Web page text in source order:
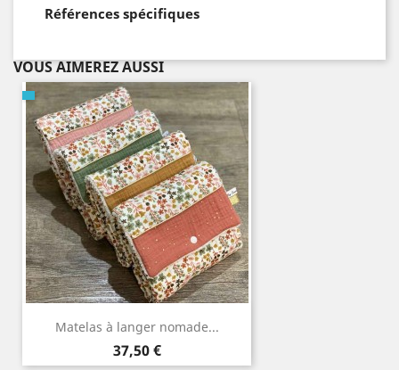
Références spécifiques
VOUS AIMEREZ AUSSI
Matelas à langer nomade...
Prix
37,50 €